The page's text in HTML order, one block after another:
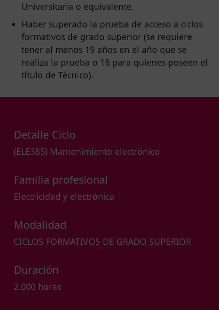
Universitaria o equivalente.
Haber superado la prueba de acceso a ciclos
formativos de grado superior (se requiere
tener al menos 19 años en el año que se
realiza la prueba o 18 para quienes poseen el
título de Técnico).
Detalle Ciclo
(ELE385) Mantenimiento electrónico
Familia profesional
Electricidad y electrónica
Modalidad
CICLOS FORMATIVOS DE GRADO SUPERIOR
Duración
2.000 horas